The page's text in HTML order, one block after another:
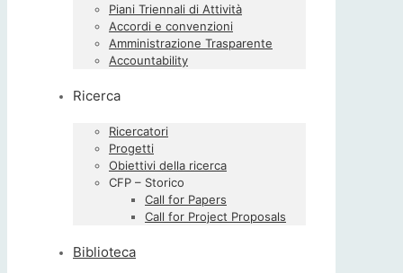
Piani Triennali di Attività
Accordi e convenzioni
Amministrazione Trasparente
Accountability
Ricerca
Ricercatori
Progetti
Obiettivi della ricerca
CFP – Storico
Call for Papers
Call for Project Proposals
Biblioteca